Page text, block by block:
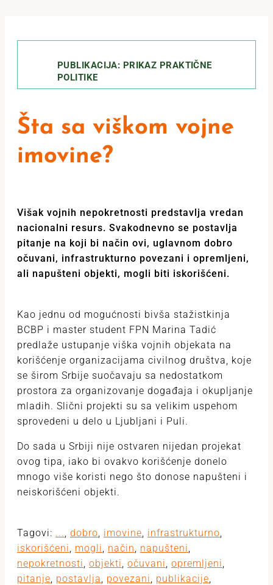
PUBLIKACIJA: PRIKAZ PRAKTIČNE
POLITIKE
Šta sa viškom vojne
imovine?
Višak vojnih nepokretnosti predstavlja vredan
nacionalni resurs. Svakodnevno se postavlja
pitanje na koji bi način ovi, uglavnom dobro
očuvani, infrastrukturno povezani i opremljeni,
ali napušteni objekti, mogli biti iskorišćeni.
Kao jednu od mogućnosti bivša stažistkinja
BCBP i master student FPN Marina Tadić
predlaže ustupanje viška vojnih objekata na
korišćenje organizacijama civilnog društva, koje
se širom Srbije suočavaju sa nedostatkom
prostora za organizovanje događaja i okupljanje
mladih. Slični projekti su sa velikim uspehom
sprovedeni u delo u Ljubljani i Puli.
Do sada u Srbiji nije ostvaren nijedan projekat
ovog tipa, iako bi ovakvo korišćenje donelo
mnogo više koristi nego što donose napušteni i
neiskorišćeni objekti.
Tagovi: ..., dobro, imovine, infrastrukturno,
iskorišćeni, mogli, način, napušteni,
nepokretnosti, objekti, očuvani, opremljeni,
pitanje, postavlja, povezani, publikacije,